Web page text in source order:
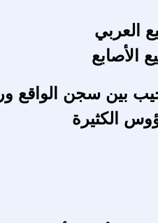
العربي
الأصابع
بين سجن الواقع
الكثيرة